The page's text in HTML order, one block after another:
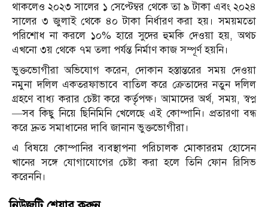
থাকলেও ২০২৩ সালের ১ সেপ্টেম্বর থেকে তা ৯ টাকা এবং ২০২৪
সালের ৩ জুলাই থেকে ৪০ টাকা নির্ধারণ করা হয়। সময়মতো
পরিশোধ না করলে ১০% হারে সুদের হুমকি দেওয়া হয়, অথচ
এখনো ৩য় থেকে ৭ম তলা পর্যন্ত নির্মাণ কাজ সম্পূর্ণ হয়নি।
ভুক্তভোগীরা অভিযোগ করেন, দোকান হস্তান্তরের সময় দেওয়া
নমুনা দলিল একতরফাভাবে বাতিল করে ক্রেতাদের নতুন দলিল
গ্রহণে বাধ্য করার চেষ্টা করে কর্তৃপক্ষ। আমাদের অর্থ, সময়, স্বপ্ন
—সব কিছু নিয়ে ছিনিমিনি খেলেছে এই কোম্পানি। প্রতারণা বন্ধ
করে দ্রুত সমাধানের দাবি জানান ভুক্তভোগীরা।
এ বিষয়ে কোম্পানির ব্যবস্থাপনা পরিচালক মোকাররম হোসেন
খানের সঙ্গে যোগাযোগের চেষ্টা করা হলে তিনি ফোন রিসিভ
করেননি।